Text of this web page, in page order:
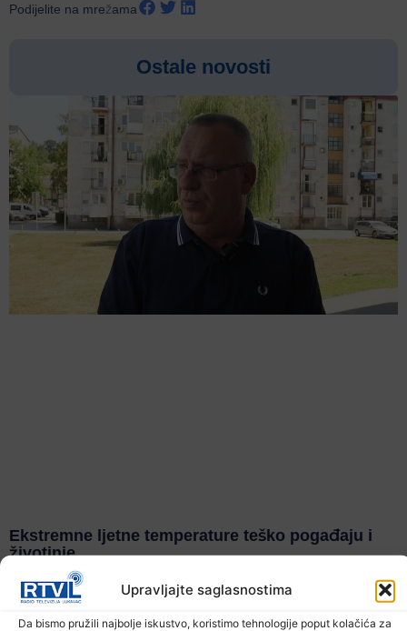
Upravljajte saglasnostima
Da bismo pružili najbolje iskustvo, koristimo tehnologije poput kolačića za
Podijelite na mrežama
Ostale novosti
Ekstremne ljetne temperature teško pogađaju i
životinje
6. Augusta 2026.